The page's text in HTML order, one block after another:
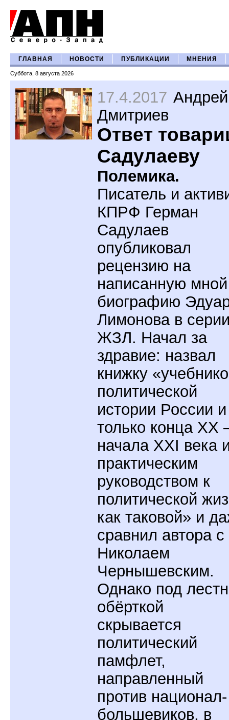
ГЛАВНАЯ НОВОСТИ ПУБЛИКАЦИИ МНЕНИЯ
Суббота, 8 августа 2026
17.4.2017 Андрей
Дмитриев
Ответ
Садулаеву
Полемика.
Писатель и
КПРФ Герман
Садулаев
опубликовал
рецензию на
написанную мной
биографию
Лимонова в
ЖЗЛ. Начал за
здравие: назвал
книжку
политической
истории России
только конца XX
начала XXI века
практическим
руководством к
политической
как таковой» и
сравнил автора с
Николаем
Чернышевским.
Однако под
обёрткой
скрывается
политический
памфлет,
направленный
против национал-
большевиков, в